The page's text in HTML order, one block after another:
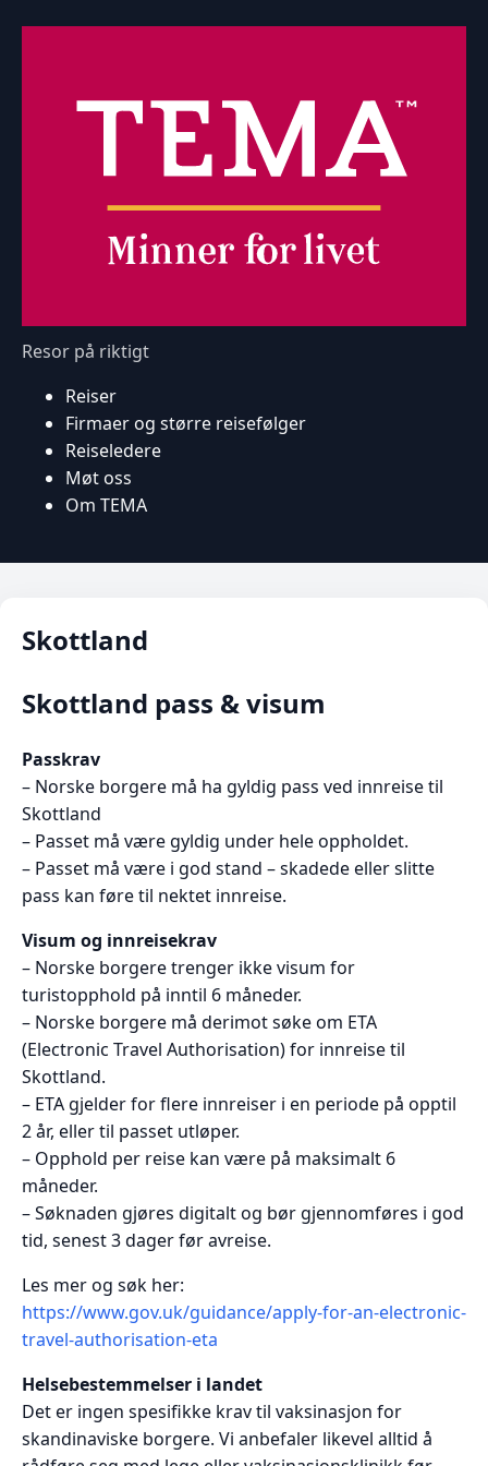
Resor på riktigt
Reiser
Firmaer og større reisefølger
Reiseledere
Møt oss
Om TEMA
Skottland
Skottland pass & visum
Passkrav
– Norske borgere må ha gyldig pass ved innreise til
Skottland
– Passet må være gyldig under hele oppholdet.
– Passet må være i god stand – skadede eller slitte
pass kan føre til nektet innreise.
Visum og innreisekrav
– Norske borgere trenger ikke visum for
turistopphold på inntil 6 måneder.
– Norske borgere må derimot søke om ETA
(Electronic Travel Authorisation) for innreise til
Skottland.
– ETA gjelder for flere innreiser i en periode på opptil
2 år, eller til passet utløper.
– Opphold per reise kan være på maksimalt 6
måneder.
– Søknaden gjøres digitalt og bør gjennomføres i god
tid, senest 3 dager før avreise.
Les mer og søk her:
https://www.gov.uk/guidance/apply-for-an-electronic-
travel-authorisation-eta
Helsebestemmelser i landet
Det er ingen spesifikke krav til vaksinasjon for
skandinaviske borgere. Vi anbefaler likevel alltid å